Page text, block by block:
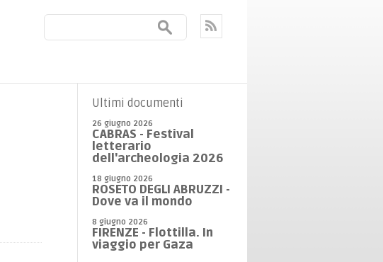
Ultimi documenti
26 giugno 2026
CABRAS - Festival
letterario
dell'archeologia 2026
18 giugno 2026
ROSETO DEGLI ABRUZZI -
Dove va il mondo
8 giugno 2026
FIRENZE - Flottilla. In
viaggio per Gaza